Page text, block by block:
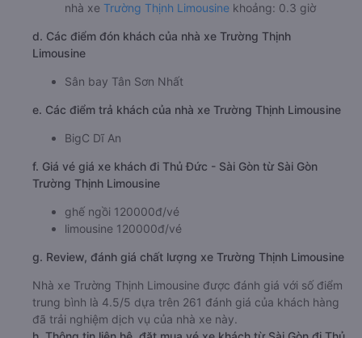
nhà xe Trường Thịnh Limousine khoảng: 0.3 giờ
d. Các điểm đón khách của nhà xe Trường Thịnh
Limousine
Sân bay Tân Sơn Nhất
e. Các điểm trả khách của nhà xe Trường Thịnh Limousine
BigC Dĩ An
f. Giá vé giá xe khách đi Thủ Đức - Sài Gòn từ Sài Gòn
Trường Thịnh Limousine
ghế ngồi 120000đ/vé
limousine 120000đ/vé
g. Review, đánh giá chất lượng xe Trường Thịnh Limousine
Nhà xe Trường Thịnh Limousine được đánh giá với số điểm
trung bình là 4.5/5 dựa trên 261 đánh giá của khách hàng
đã trải nghiệm dịch vụ của nhà xe này.